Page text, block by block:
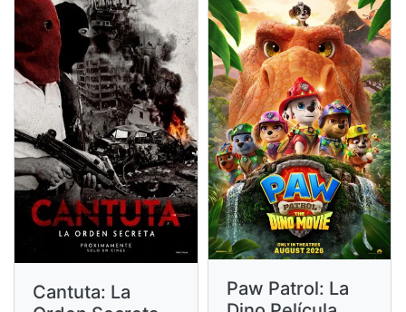
Cantuta: La
Paw Patrol: La